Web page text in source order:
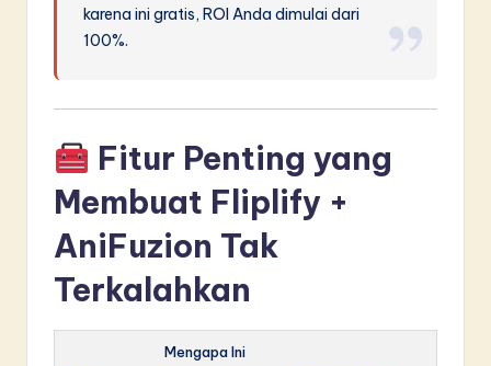
karena ini gratis, ROI Anda dimulai dari
100%.
Fitur Penting yang
Membuat Fliplify +
AniFuzion Tak
Terkalahkan
Mengapa Ini